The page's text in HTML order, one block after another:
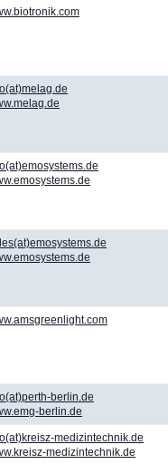
berlin.de
berlin.de
medizintechnik.de
medizintechnik.de